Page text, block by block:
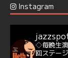
バー♪♬
当店での
#天文館
https://
Instagram
◇毎晩生
回ステー